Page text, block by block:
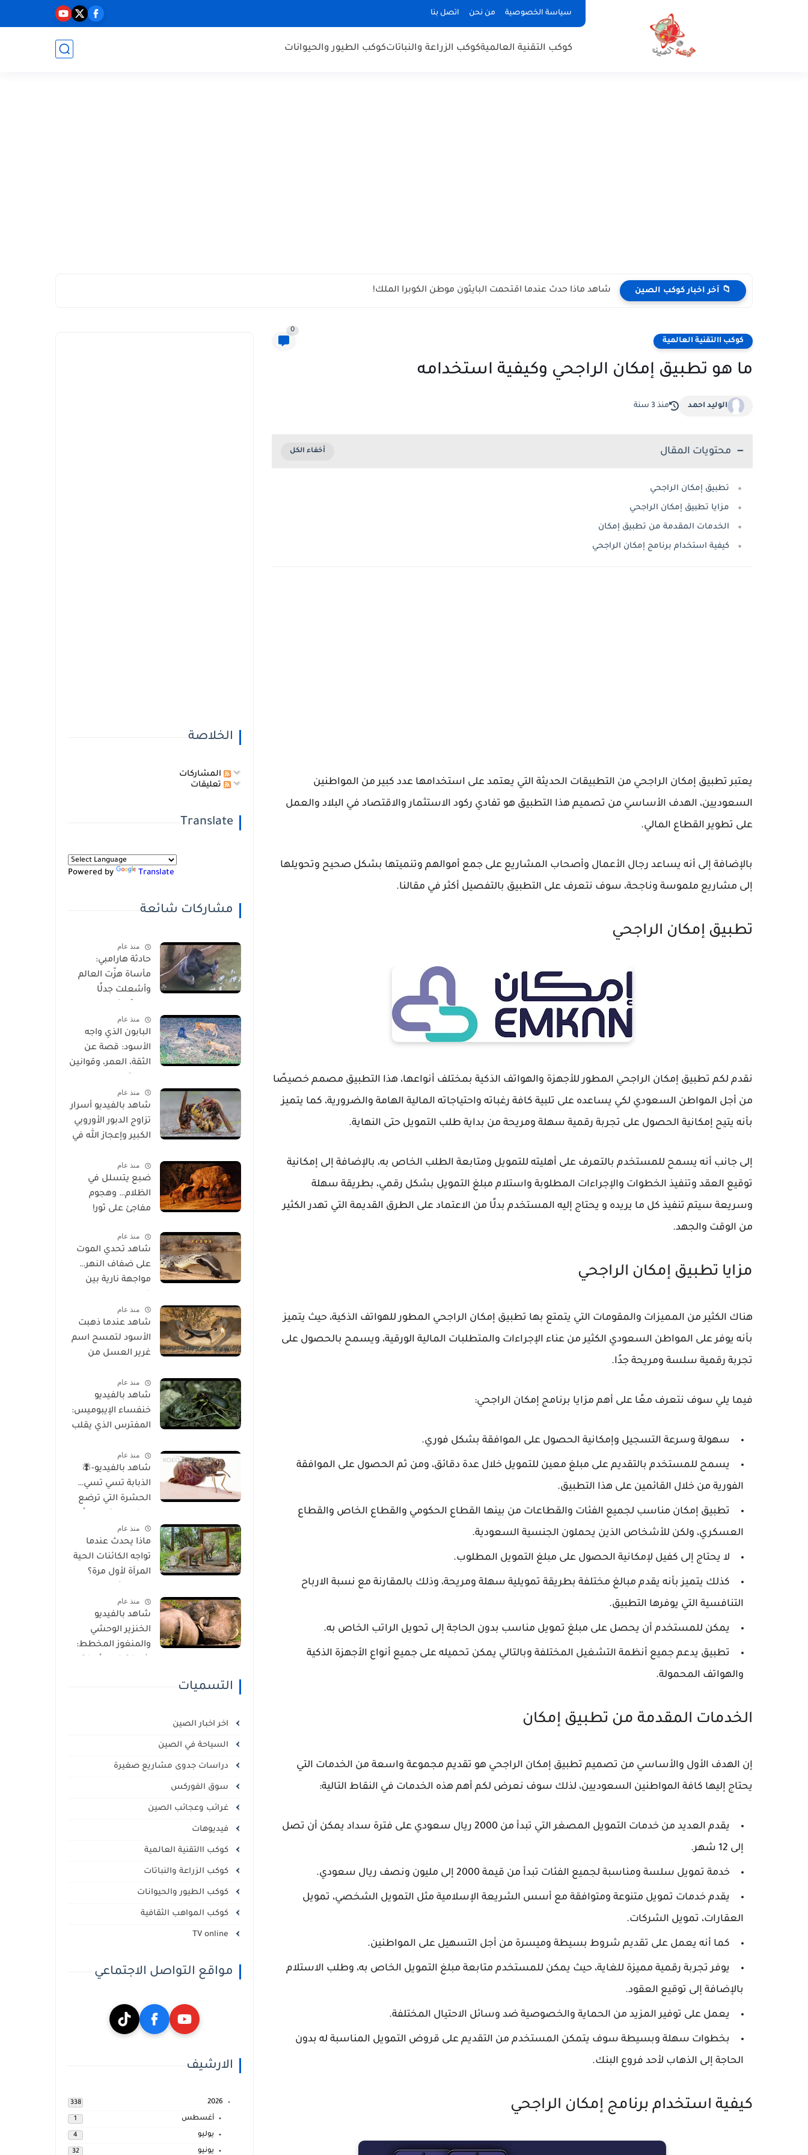
سياسة الخصوصية من نحن اتصل بنا
كوكب التقنية العالميةكوكب الزراعة والنباتاتكوكب الطيور والحيوانات
📁 آخر اخبار كوكب الصين شاهد ماذا حدث عندما اقتحمت البايثون موطن الكوبرا الملك!
كوكب االتقنية العالمية
0
ما هو تطبيق إمكان الراجحي وكيفية استخدامه
الوليد احمد منذ 3 سنة
محتويات المقال
تطبيق إمكان الراجحي
مزايا تطبيق إمكان الراجحي
الخدمات المقدمة من تطبيق إمكان
كيفية استخدام برنامج إمكان الراجحي
يعتبر تطبيق إمكان الراجحي من التطبيقات الحديثة التي يعتمد على استخدامها عدد كبير من المواطنين
السعوديين، الهدف الأساسي من تصميم هذا التطبيق هو تفادي ركود الاستثمار والاقتصاد في البلاد والعمل
على تطوير القطاع المالي.
بالإضافة إلى أنه يساعد رجال الأعمال وأصحاب المشاريع على جمع أموالهم وتنميتها بشكل صحيح وتحويلها
إلى مشاريع ملموسة وناجحة، سوف نتعرف على التطبيق بالتفصيل أكثر في مقالنا.
تطبيق إمكان الراجحي
نقدم لكم تطبيق إمكان الراجحي المطور للأجهزة والهواتف الذكية بمختلف أنواعها، هذا التطبيق مصمم خصيصًا
من أجل المواطن السعودي لكي يساعده على تلبية كافة رغباته واحتياجاته المالية الهامة والضرورية، كما يتميز
بأنه يتيح إمكانية الحصول على تجربة رقمية سهلة ومريحة من بداية طلب التمويل حتى النهاية.
إلى جانب أنه يسمح للمستخدم بالتعرف على أهليته للتمويل ومتابعة الطلب الخاص به، بالإضافة إلى إمكانية
توقيع العقد وتنفيذ الخطوات والإجراءات المطلوبة واستلام مبلغ التمويل بشكل رقمي، بطريقة سهلة
وسريعة سيتم تنفيذ كل ما يريده و يحتاج إليه المستخدم بدلًا من الاعتماد على الطرق القديمة التي تهدر الكثير
من الوقت والجهد.
مزايا تطبيق إمكان الراجحي
هناك الكثير من المميزات والمقومات التي يتمتع بها تطبيق إمكان الراجحي المطور للهواتف الذكية، حيث يتميز
بأنه يوفر على المواطن السعودي الكثير من عناء الإجراءات والمتطلبات المالية الورقية، ويسمح بالحصول على
تجربة رقمية سلسة ومريحة جدًا.
فيما يلي سوف نتعرف معًا على أهم مزايا برنامج إمكان الراجحي:
سهولة وسرعة التسجيل وإمكانية الحصول على الموافقة بشكل فوري.
يسمح للمستخدم بالتقديم على مبلغ معين للتمويل خلال عدة دقائق، ومن ثم الحصول على الموافقة
الفورية من خلال القائمين على هذا التطبيق.
تطبيق إمكان مناسب لجميع الفئات والقطاعات من بينها القطاع الحكومي والقطاع الخاص والقطاع
العسكري، ولكن للأشخاص الذين يحملون الجنسية السعودية.
لا يحتاج إلى كفيل لإمكانية الحصول على مبلغ التمويل المطلوب.
كذلك يتميز بأنه يقدم مبالغ مختلفة بطريقة تمويلية سهلة ومريحة، وذلك بالمقارنة مع نسبة الارباح
التنافسية التي يوفرها التطبيق.
يمكن للمستخدم أن يحصل على مبلغ تمويل مناسب بدون الحاجة إلى تحويل الراتب الخاص به.
تطبيق يدعم جميع أنظمة التشغيل المختلفة وبالتالي يمكن تحميله على جميع أنواع الأجهزة الذكية
والهواتف المحمولة.
الخدمات المقدمة من تطبيق إمكان
إن الهدف الأول والأساسي من تصميم تطبيق إمكان الراجحي هو تقديم مجموعة واسعة من الخدمات التي
يحتاج إليها كافة المواطنين السعوديين، لذلك سوف نعرض لكم أهم هذه الخدمات في النقاط التالية:
يقدم العديد من خدمات التمويل المصغر التي تبدأ من 2000 ريال سعودي على فترة سداد يمكن أن تصل
إلى 12 شهر.
خدمة تمويل سلسة ومناسبة لجميع الفئات تبدأ من قيمة 2000 إلى مليون ونصف ريال سعودي.
يقدم خدمات تمويل متنوعة ومتوافقة مع أسس الشريعة الإسلامية مثل التمويل الشخصي، تمويل
العقارات، تمويل الشركات.
كما أنه يعمل على تقديم شروط بسيطة وميسرة من أجل التسهيل على المواطنين.
يوفر تجربة رقمية مميزة للغاية، حيث يمكن للمستخدم متابعة مبلغ التمويل الخاص به، وطلب الاستلام
بالإضافة إلى توقيع العقود.
يعمل على توفير المزيد من الحماية والخصوصية ضد وسائل الاحتيال المختلفة.
بخطوات سهلة وبسيطة سوف يتمكن المستخدم من التقديم على قروض التمويل المناسبة له بدون
الحاجة إلى الذهاب لأحد فروع البنك.
كيفية استخدام برنامج إمكان الراجحي
الخلاصة
المشاركات
تعليقات
Translate
Powered by Translate
مشاركات شائعة
منذ عام
حادثة هارامبي:
مأساة هزّت العالم
وأشعلت جدلًا
بالفيديو
منذ عام
البابون الذي واجه
الأسود: قصة عن
الثقة، العمر، وقوانين
منذ عام
شاهد بالفيديو أسرار
تزاوج الدبور الأوروبي
الكبير وإعجاز الله في
منذ عام
ضبع يتسلل في
الظلام… وهجوم
مفاجئ على ثور!
منذ عام
شاهد تحدي الموت
على ضفاف النهر…
مواجهة نارية بين
وتمساح شرس
منذ عام
شاهد عندما ذهبت
الأسود لتمسح اسم
غرير العسل من
منذ عام
شاهد بالفيديو
خنفساء الإيبوميس:
المفترس الذي يقلب
منذ عام
شاهد بالفيديو-🪰
الذبابة تسي تسي…
الحشرة التي ترضع
أخطر الأمراض في
إفريقيا!
منذ عام
ماذا يحدث عندما
تواجه الكائنات الحية
المرآة لأول مرة؟
للسلوك والوعي
الذاتي
منذ عام
شاهد بالفيديو
الخنزير الوحشي
والمنغوز المخطط:
التسميات
اخر اخبار الصين
السياحة في الصين
دراسات جدوى مشاريع صغيرة
سوق الفوركس
غرائب وعجائب الصين
فيديوهات
كوكب االتقنية العالمية
كوكب الزراعة والنباتات
كوكب الطيور والحيوانات
كوكب المواهب الثقافية
مواقع التواصل الاجتماعي
الارشيف
2026
338
أغسطس 1
يوليو 4
يونيو 32